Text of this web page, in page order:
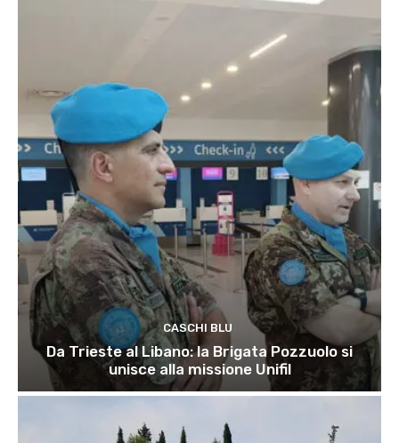
CASCHI BLU
Da Trieste al Libano: la Brigata Pozzuolo si
unisce alla missione Unifil